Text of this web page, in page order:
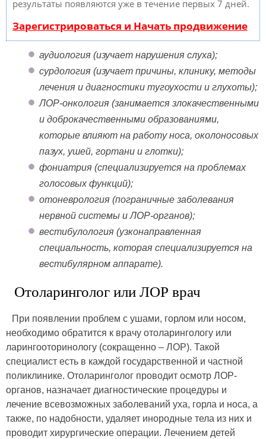
результаты появляются уже в течение первых 7 дней.
Зарегистрироваться и Начать продвижение
аудиология (изучает нарушения слуха);
сурдология (изучает причины, клинику, методы
лечения и диагностики тугоухости и глухоты);
ЛОР-онкология (занимается злокачественными
и доброкачественными образованиями,
которые влияют на работу носа, околоносовых
пазух, ушей, гортани и глотки);
фониатрия (специализируется на проблемах
голосовых функций);
отоневрология (пограничные заболевания
нервной системы и ЛОР-органов);
вестибулология (узконаправленная
специальность, которая специализируется на
вестибулярном аппарате).
Отоларинголог или ЛОР врач
При появлении проблем с ушами, горлом или носом,
необходимо обратится к врачу отоларингологу или
ларингооторинологу (сокращенно – ЛОР). Такой
специалист есть в каждой государственной и частной
поликлинике. Отоларинголог проводит осмотр ЛОР-
органов, назначает диагностические процедуры и
лечение всевозможных заболеваний уха, горла и носа, а
также, по надобности, удаляет инородные тела из них и
проводит хирургические операции. Лечением детей